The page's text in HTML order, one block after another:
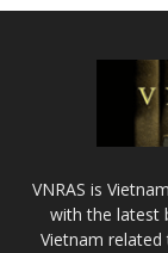
VNRAS is
with the latest
Vietnam